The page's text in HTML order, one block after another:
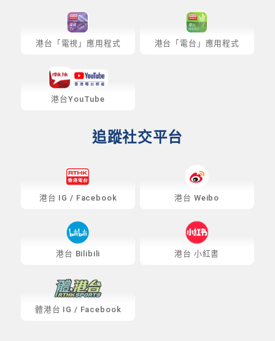
港台「電視」應用程式 港台「電台」應用程式
港台YouTube
追蹤社交平台
港台 IG / Facebook 港台 Weibo
港台 Bilibili 港台 小紅書
體港台 IG / Facebook